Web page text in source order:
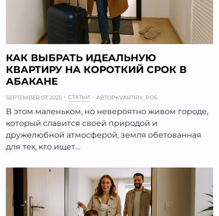
КАК ВЫБРАТЬ ИДЕАЛЬНУЮ
КВАРТИРУ НА КОРОТКИЙ СРОК В
АБАКАНЕ
SEPTEMBER 07, 2025 СТАТЬИ АВТОРKVARTIRY_POS
В этом маленьком, но невероятно живом городе,
который славится своей природой и
дружелюбной атмосферой, земля обетованная
для тех, кто ищет…